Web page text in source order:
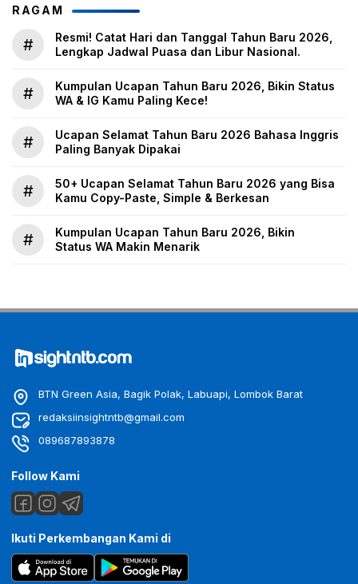
RAGAM
#
Resmi! Catat Hari dan Tanggal Tahun Baru 2026,
Lengkap Jadwal Puasa dan Libur Nasional.
#
Kumpulan Ucapan Tahun Baru 2026, Bikin Status
WA & IG Kamu Paling Kece!
#
Ucapan Selamat Tahun Baru 2026 Bahasa Inggris
Paling Banyak Dipakai
#
50+ Ucapan Selamat Tahun Baru 2026 yang Bisa
Kamu Copy-Paste, Simple & Berkesan
#
Kumpulan Ucapan Tahun Baru 2026, Bikin
Status WA Makin Menarik
BTN Green Asia, Bagik Polak, Labuapi, Lombok Barat
redaksiinsightntb@gmail.com
089687893878
Follow Kami
Ikuti Perkembangan Kami di